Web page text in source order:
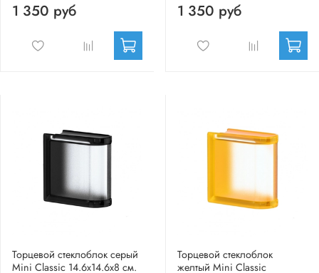
1 350 руб 1 350 руб
Торцевой стеклоблок серый
Mini Classic 14.6x14.6x8 см.
Торцевой стеклоблок
желтый Mini Classic